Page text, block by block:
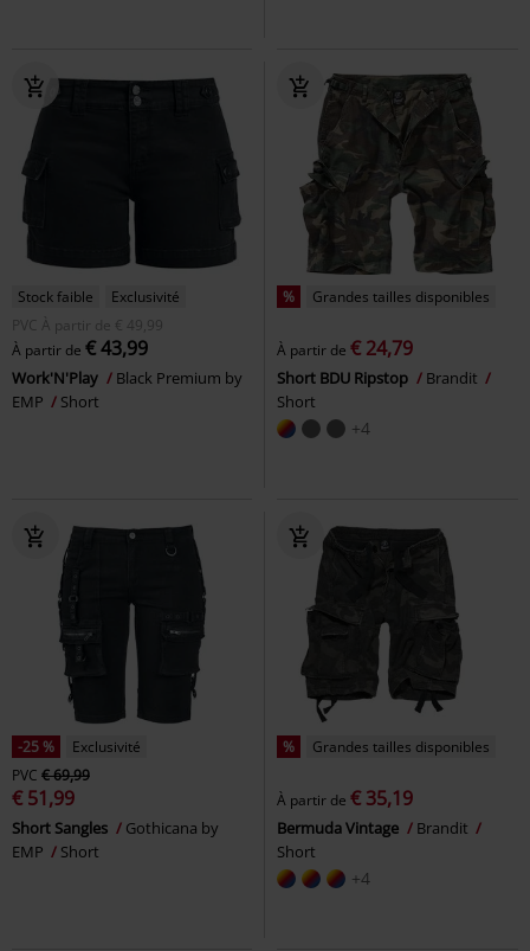
Stock faible
Exclusivité
PVC
À partir de € 49,99
À partir de € 43,99
Work'N'Play
Black Premium by
EMP
Short
% Grandes tailles disponibles
À partir de € 24,79
Short BDU Ripstop
Brandit
Short
+4
-25 %
Exclusivité
PVC € 69,99
€ 51,99
Short Sangles
Gothicana by
EMP
Short
% Grandes tailles disponibles
À partir de € 35,19
Bermuda Vintage
Brandit
Short
+4